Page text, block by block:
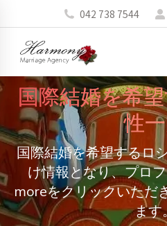
042 738 7544
国際結婚を希
性
国際結婚を希望するロ
け情報となり、プロ
moreをクリックいただ
ます
You are